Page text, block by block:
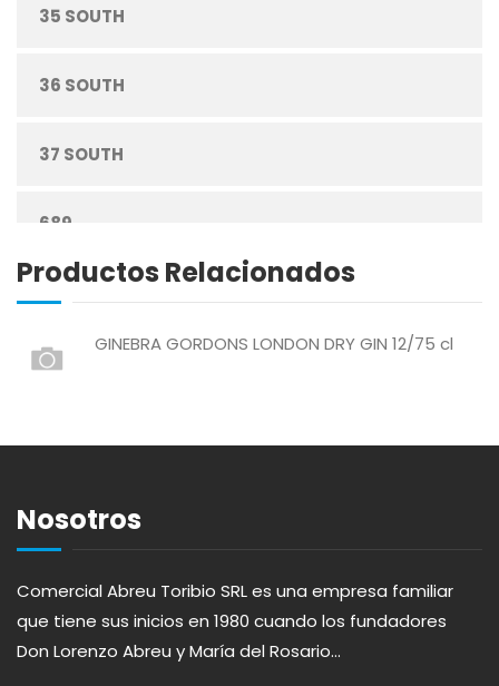
CUIDADO PERSONAL
DESECHABLES
ENLATADOS
ESPECIAS
HARINAS
35 SOUTH
36 SOUTH
37 SOUTH
689
ABSOLUT
Productos Relacionados
GINEBRA GORDONS LONDON DRY GIN 12/75 cl
Nosotros
Comercial Abreu Toribio SRL es una empresa familiar
que tiene sus inicios en 1980 cuando los fundadores
Don Lorenzo Abreu y María del Rosario...